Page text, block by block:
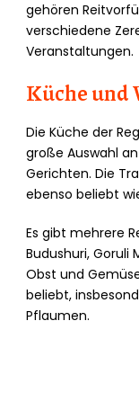
gehören
verschiedene
Veranstaltungen.
Küche und
Die Küche der
große Auswahl
Gerichten. Die
ebenso beliebt
Es gibt mehrere
Budushuri, Goruli
Obst und
beliebt,
Pflaumen.